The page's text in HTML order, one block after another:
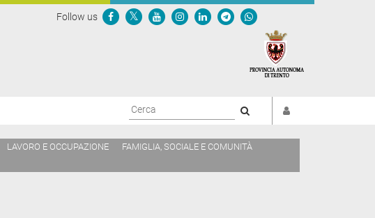
Follow us
LAVORO E OCCUPAZIONE
FAMIGLIA, SOCIALE E COMUNITÀ